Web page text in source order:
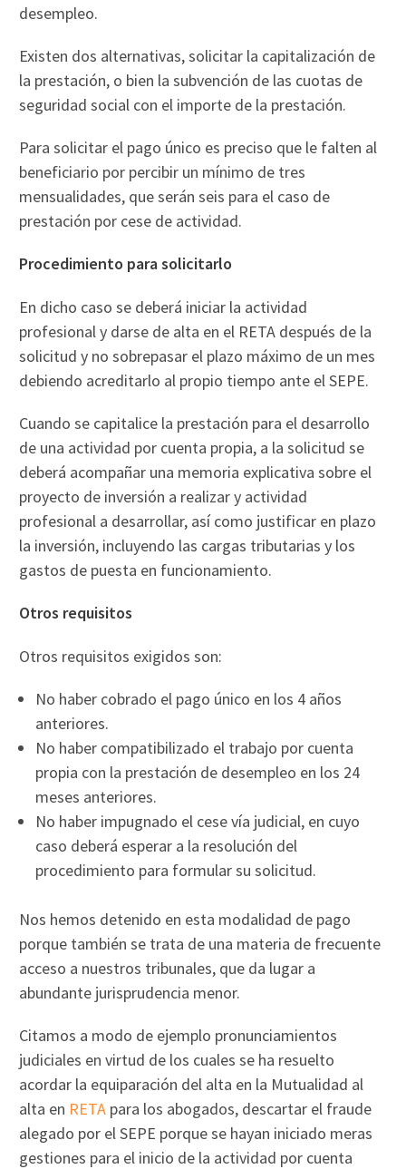
desempleo.
Existen dos alternativas, solicitar la capitalización de
la prestación, o bien la subvención de las cuotas de
seguridad social con el importe de la prestación.
Para solicitar el pago único es preciso que le falten al
beneficiario por percibir un mínimo de tres
mensualidades, que serán seis para el caso de
prestación por cese de actividad.
Procedimiento para solicitarlo
En dicho caso se deberá iniciar la actividad
profesional y darse de alta en el RETA después de la
solicitud y no sobrepasar el plazo máximo de un mes
debiendo acreditarlo al propio tiempo ante el SEPE.
Cuando se capitalice la prestación para el desarrollo
de una actividad por cuenta propia, a la solicitud se
deberá acompañar una memoria explicativa sobre el
proyecto de inversión a realizar y actividad
profesional a desarrollar, así como justificar en plazo
la inversión, incluyendo las cargas tributarias y los
gastos de puesta en funcionamiento.
Otros requisitos
Otros requisitos exigidos son:
No haber cobrado el pago único en los 4 años
anteriores.
No haber compatibilizado el trabajo por cuenta
propia con la prestación de desempleo en los 24
meses anteriores.
No haber impugnado el cese vía judicial, en cuyo
caso deberá esperar a la resolución del
procedimiento para formular su solicitud.
Nos hemos detenido en esta modalidad de pago
porque también se trata de una materia de frecuente
acceso a nuestros tribunales, que da lugar a
abundante jurisprudencia menor.
Citamos a modo de ejemplo pronunciamientos
judiciales en virtud de los cuales se ha resuelto
acordar la equiparación del alta en la Mutualidad al
alta en RETA para los abogados, descartar el fraude
alegado por el SEPE porque se hayan iniciado meras
gestiones para el inicio de la actividad por cuenta